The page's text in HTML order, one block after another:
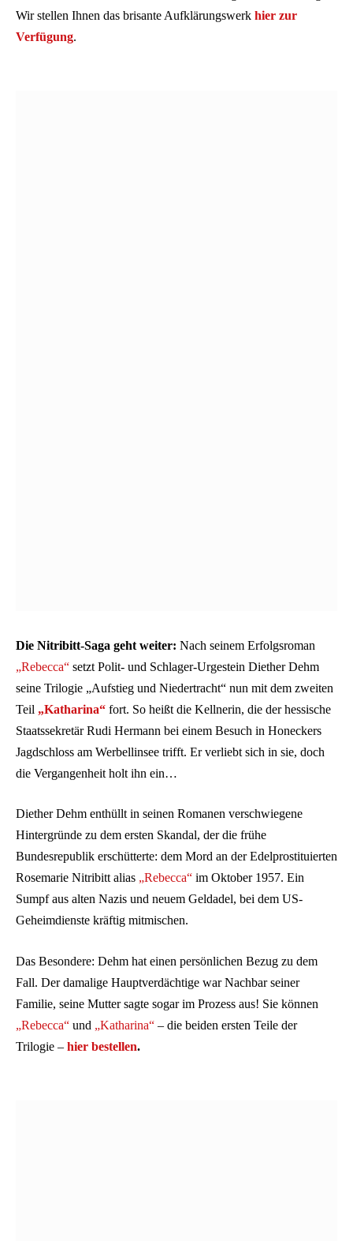
Wir stellen Ihnen das brisante Aufklärungswerk hier zur
Verfügung.
Die Nitribitt-Saga geht weiter: Nach seinem Erfolgsroman
„Rebecca“ setzt Polit- und Schlager-Urgestein Diether Dehm
seine Trilogie „Aufstieg und Niedertracht“ nun mit dem zweiten
Teil „Katharina“ fort. So heißt die Kellnerin, die der hessische
Staatssekretär Rudi Hermann bei einem Besuch in Honeckers
Jagdschloss am Werbellinsee trifft. Er verliebt sich in sie, doch
die Vergangenheit holt ihn ein…
Diether Dehm enthüllt in seinen Romanen verschwiegene
Hintergründe zu dem ersten Skandal, der die frühe
Bundesrepublik erschütterte: dem Mord an der Edelprostituierten
Rosemarie Nitribitt alias „Rebecca“ im Oktober 1957. Ein
Sumpf aus alten Nazis und neuem Geldadel, bei dem US-
Geheimdienste kräftig mitmischen.
Das Besondere: Dehm hat einen persönlichen Bezug zu dem
Fall. Der damalige Hauptverdächtige war Nachbar seiner
Familie, seine Mutter sagte sogar im Prozess aus! Sie können
„Rebecca“ und „Katharina“ – die beiden ersten Teile der
Trilogie – hier bestellen.